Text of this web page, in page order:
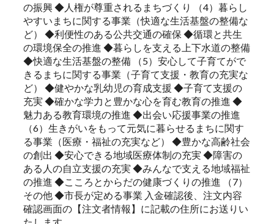
の振興 ◆人権が尊重されるまちづくり （4）暮らし
やすいまちに関する事業（快適な生活基盤の整備な
ど） ◆利便性のある公共交通の確保 ◆循環と共生
の環境保全の推進 ◆暮らしを支える上下水道の整備
◆快適な生活基盤の整備 （5）安心して子育てがで
きるまちに関する事業（子育て支援・教育の充実な
ど） ◆健やかな乳幼児の育成支援 ◆子育て支援の
充実 ◆確かな学力と豊かな心を育む教育の推進 ◆
魅力ある教育環境の推進 ◆出会い応援事業の推進
（6）生きがいをもって元気に暮らせるまちに関す
る事業（医療・福祉の充実など） ◆豊かな高齢社会
の創出 ◆安心できる地域医療体制の充実 ◆障害の
ある人の自立支援の充実 ◆みんなで支える地域福祉
の推進 ◆こころとからだの健康づくりの推進 （7）
その他 ◆市長が定める事業 入金確認後、注文内容
確認画面の【注文者情報】に記載の住所にお送りい